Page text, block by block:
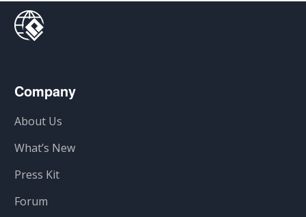
Company
About Us
What’s New
Press Kit
Forum